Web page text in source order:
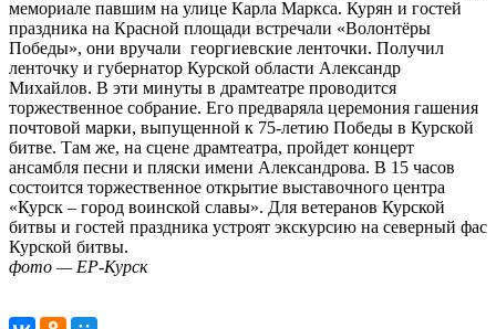
мемориале павшим на улице Карла Маркса. Курян и гостей
праздника на Красной площади встречали «Волонтёры
Победы», они вручали георгиевские ленточки. Получил
ленточку и губернатор Курской области Александр
Михайлов. В эти минуты в драмтеатре проводится
торжественное собрание. Его предваряла церемония гашения
почтовой марки, выпущенной к 75-летию Победы в Курской
битве. Там же, на сцене драмтеатра, пройдет концерт
ансамбля песни и пляски имени Александрова. В 15 часов
состоится торжественное открытие выставочного центра
«Курск – город воинской славы». Для ветеранов Курской
битвы и гостей праздника устроят экскурсию на северный фас
Курской битвы.
фото — ЕР-Курск